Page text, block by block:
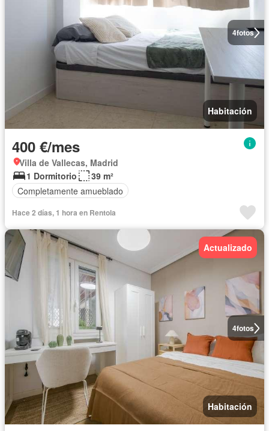
4fotos
Habitación
400 €/mes
Villa de Vallecas, Madrid
1 Dormitorio
39 m²
Completamente amueblado
Hace 2 días, 1 hora en Rentola
4fotos
Actualizado
Habitación